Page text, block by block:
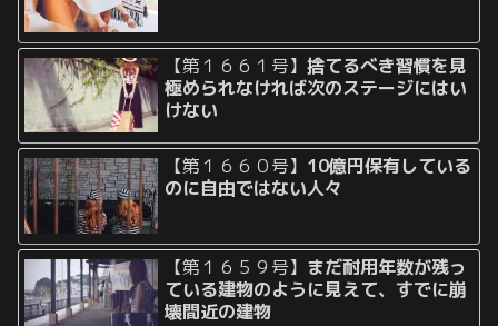
【第１６６１号】捨てるべき習慣を見
極められなければ次のステージにはい
けない
【第１６６０号】 10億円保有している
のに自由ではない人々
【第１６５９号】 まだ耐用年数が残っ
ている建物のように見えて、すでに崩
壊間近の建物